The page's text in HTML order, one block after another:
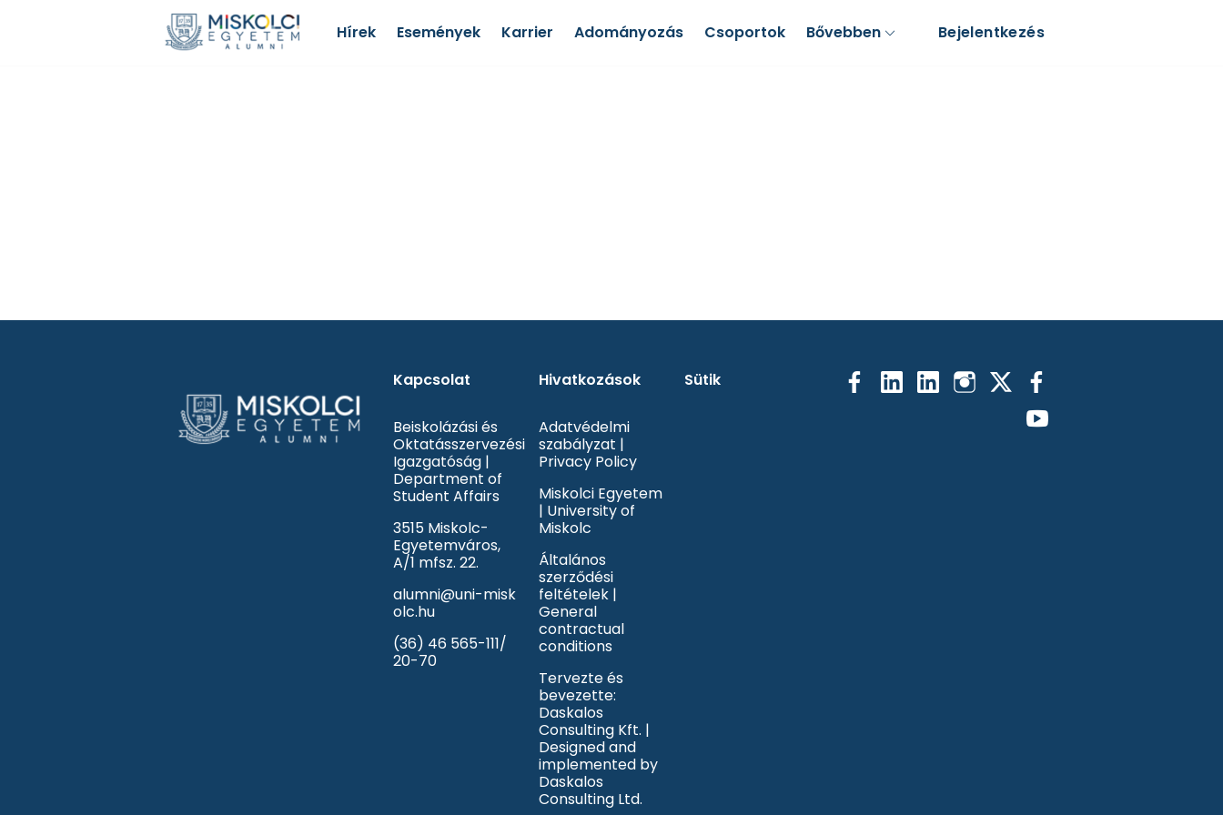
Hírek Események Karrier Adományozás Csoportok Bővebben Bejelentkezés
Kapcsolat
Beiskolázási és
Oktatásszervezési
Igazgatóság |
Department of
Student Affairs
3515 Miskolc-
Egyetemváros,
A/1 mfsz. 22.
alumni@uni-misk
olc.hu
(36) 46 565-111/
20-70
Hivatkozások
Adatvédelmi
szabályzat |
Privacy Policy
Miskolci Egyetem
| University of
Miskolc
Általános
szerződési
feltételek |
General
contractual
conditions
Tervezte és
bevezette:
Daskalos
Consulting Kft. |
Designed and
implemented by
Daskalos
Consulting Ltd.
Sütik